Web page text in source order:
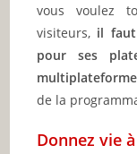
vous voulez
visiteurs, il faut
pour ses
multiplateforme
de la
Donnez vie